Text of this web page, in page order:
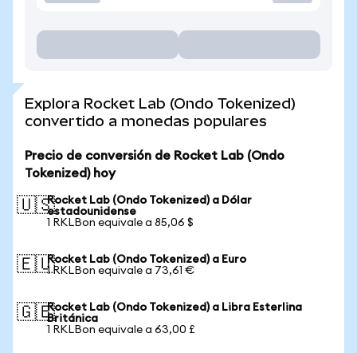
Explora Rocket Lab (Ondo Tokenized)
convertido a monedas populares
Precio de conversión de Rocket Lab (Ondo
Tokenized) hoy
🇺🇸Rocket Lab (Ondo Tokenized) a Dólar
estadounidense
1 RKLBon equivale a 85,06 $
🇪🇺Rocket Lab (Ondo Tokenized) a Euro
1 RKLBon equivale a 73,61 €
🇬🇧Rocket Lab (Ondo Tokenized) a Libra Esterlina
Británica
1 RKLBon equivale a 63,00 £